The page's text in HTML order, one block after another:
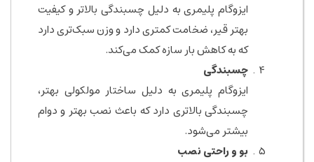
ایزوگام پلیمری به دلیل چسبندگی بالاتر و کیفیت
بهتر قیر، ضخامت کمتری دارد و وزن سبک‌تری دارد
که به کاهش بار سازه کمک می‌کند.
چسبندگی
ایزوگام پلیمری به دلیل ساختار مولکولی بهتر،
چسبندگی بالاتری دارد که باعث نصب بهتر و دوام
بیشتر می‌شود.
بو و راحتی نصب